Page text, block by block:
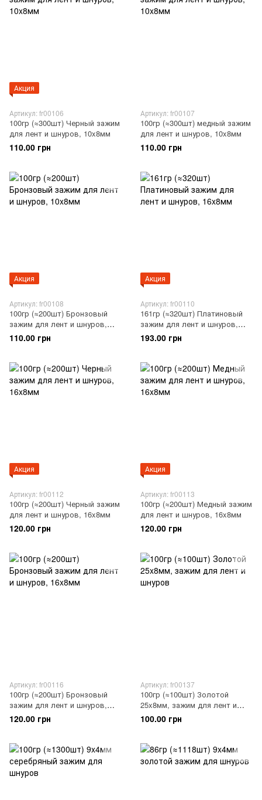
Акция
Артикул: fr00106
100гр (≈300шт) Черный зажим
для лент и шнуров, 10x8мм
110.00 грн
Артикул: fr00107
100гр (≈300шт) медный зажим
для лент и шнуров, 10x8мм
110.00 грн
Акция
Артикул: fr00108
100гр (≈200шт) Бронзовый
зажим для лент и шнуров,
10x8мм
110.00 грн
Акция
Артикул: fr00110
161гр (≈320шт) Платиновый
зажим для лент и шнуров,
16x8мм
193.00 грн
Акция
Артикул: fr00112
100гр (≈200шт) Черный зажим
для лент и шнуров, 16x8мм
120.00 грн
Акция
Артикул: fr00113
100гр (≈200шт) Медный зажим
для лент и шнуров, 16x8мм
120.00 грн
Артикул: fr00116
100гр (≈200шт) Бронзовый
зажим для лент и шнуров,
16x8мм
120.00 грн
Артикул: fr00137
100гр (≈100шт) Золотой
25x8мм, зажим для лент и
шнуров
100.00 грн